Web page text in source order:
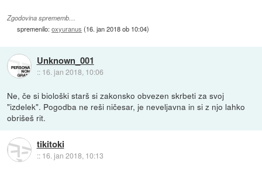
Zgodovina sprememb…
spremenilo:oxyuranus (16. jan 2018 ob 10:04)
Unknown_001
:: 16. jan 2018, 10:06
Ne, če si biološki starš si zakonsko obvezen skrbeti za svoj
"izdelek". Pogodba ne reši ničesar, je neveljavna in si z njo lahko
obrišeš rit.
tikitoki
:: 16. jan 2018, 10:13